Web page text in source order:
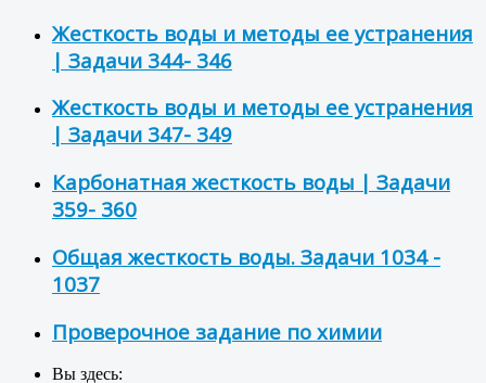
Жесткость воды и методы ее устранения
| Задачи 344- 346
Жесткость воды и методы ее устранения
| Задачи 347- 349
Карбонатная жесткость воды | Задачи
359- 360
Общая жесткость воды. Задачи 1034 -
1037
Проверочное задание по химии
Вы здесь: